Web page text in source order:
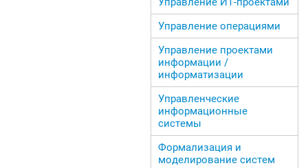
Управление операциями
Управление проектами
информации /
информатизации
Управленческие
информационные
системы
Формализация и
моделирование систем